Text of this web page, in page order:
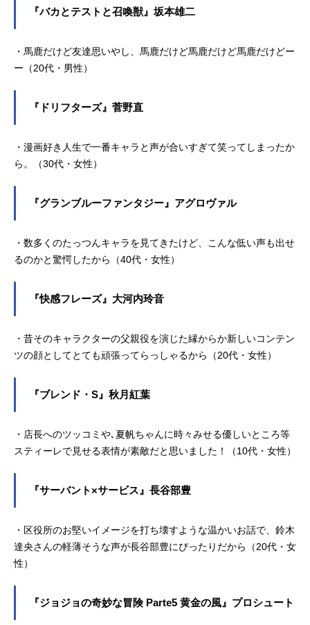
『バカとテストと召喚獣』坂本雄二
・馬鹿だけど友達思いやし、馬鹿だけど馬鹿だけど馬鹿だけどー
ー（20代・男性）
『ドリフターズ』菅野直
・漫画好き人生で一番キャラと声が合いすぎて笑ってしまったか
ら。（30代・女性）
『グランブルーファンタジー』アグロヴァル
・数多くのたっつんキャラを見てきたけど、こんな低い声も出せ
るのかと驚愕したから（40代・女性）
『快感フレーズ』大河内玲音
・昔そのキャラクターの父親役を演じた縁からか新しいコンテン
ツの顔としてとても頑張ってらっしゃるから（20代・女性）
『ブレンド・S』秋月紅葉
・店長へのツッコミや､夏帆ちゃんに時々みせる優しいところ等
スティーレで見せる表情が素敵だと思いました！（10代・女性）
『サーバント×サービス』長谷部豊
・区役所のお堅いイメージを打ち壊すような温かいお話で、鈴木
達央さんの軽薄そうな声が長谷部豊にぴったりだから（20代・女
性）
『ジョジョの奇妙な冒険 Parte5 黄金の風』プロシュート